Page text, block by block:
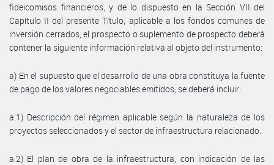
fideicomisos financieros, y de lo dispuesto en la Sección VII del
Capítulo II del presente Título, aplicable a los fondos comunes de
inversión cerrados, el prospecto o suplemento de prospecto deberá
contener la siguiente información relativa al objeto del instrumento:
a) En el supuesto que el desarrollo de una obra constituya la fuente
de pago de los valores negociables emitidos, se deberá incluir:
a.1) Descripción del régimen aplicable según la naturaleza de los
proyectos seleccionados y el sector de infraestructura relacionado.
a.2) El plan de obra de la infraestructura, con indicación de las